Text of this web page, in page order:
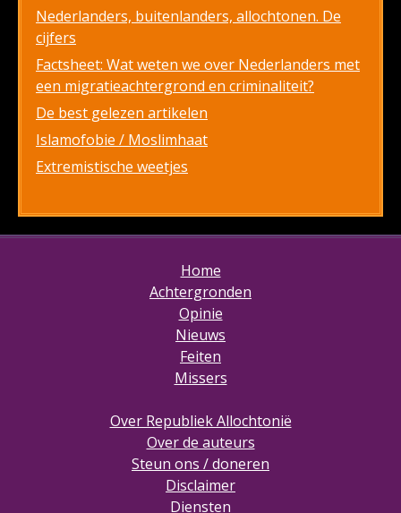
Nederlanders, buitenlanders, allochtonen. De
cijfers
Factsheet: Wat weten we over Nederlanders met
een migratieachtergrond en criminaliteit?
De best gelezen artikelen
Islamofobie / Moslimhaat
Extremistische weetjes
Home
Achtergronden
Opinie
Nieuws
Feiten
Missers
Over Republiek Allochtonië
Over de auteurs
Steun ons / doneren
Disclaimer
Diensten